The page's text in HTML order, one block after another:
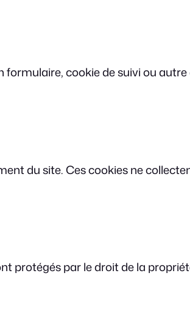
formulaire, cookie de suivi ou
du site. Ces cookies ne
protégés par le droit de la